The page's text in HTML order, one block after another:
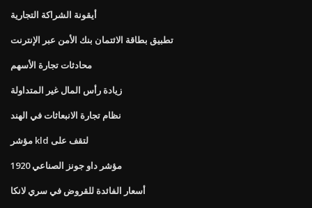
أيقونة الشراكة التجارية
تطبيق بطاقة الائتمان بنك الأمن عبر الإنترنت
محادثات تجارة الأسهم
زيادة رأس المال غير المتداولة
نظام تجارة الانبعاثات في الهند
مؤشر kld لتقف على
مؤشر داو جونز الصناعي 1920
أسعار الفائدة للقروض في سري لانكا